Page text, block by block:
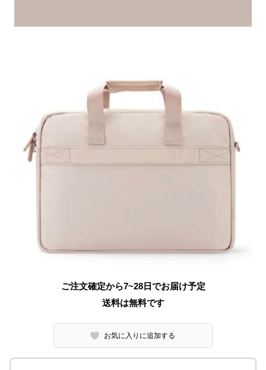
ご注文確定から7~28日でお届け予定
送料は無料です
お気に入りに追加する